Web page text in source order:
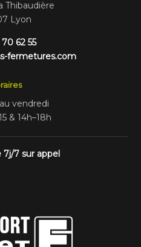
Thibaudière
Lyon
62 55
fermetures.com
vendredi
& 14h–18h
7j/7 sur appel